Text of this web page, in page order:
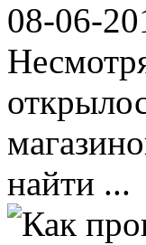
08-06-
найти ...